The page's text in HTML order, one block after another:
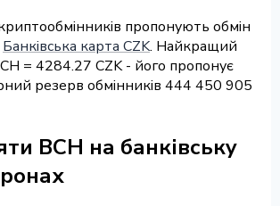
пропонують обмін
Банківська карта CZK. Найкращий
= 4284.27 CZK - його пропонує
резерв обмінників 444 450 905
BCH на банківську